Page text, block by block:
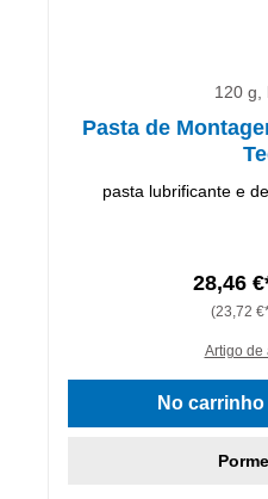
120 g,
Pasta de
pasta lubrificante e
28,46
(23,72
Artigo de
No